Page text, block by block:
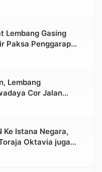
Transparan
Lembang Gasing
Paksa Penggarap
Hutan
Lembang
Cor Jalan
Ke Istana Negara,
Oktavia juga
Mahasiswa